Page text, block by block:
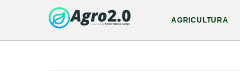
AGRICULTURA